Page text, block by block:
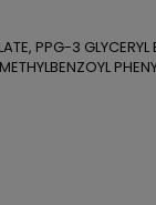
PPG-3